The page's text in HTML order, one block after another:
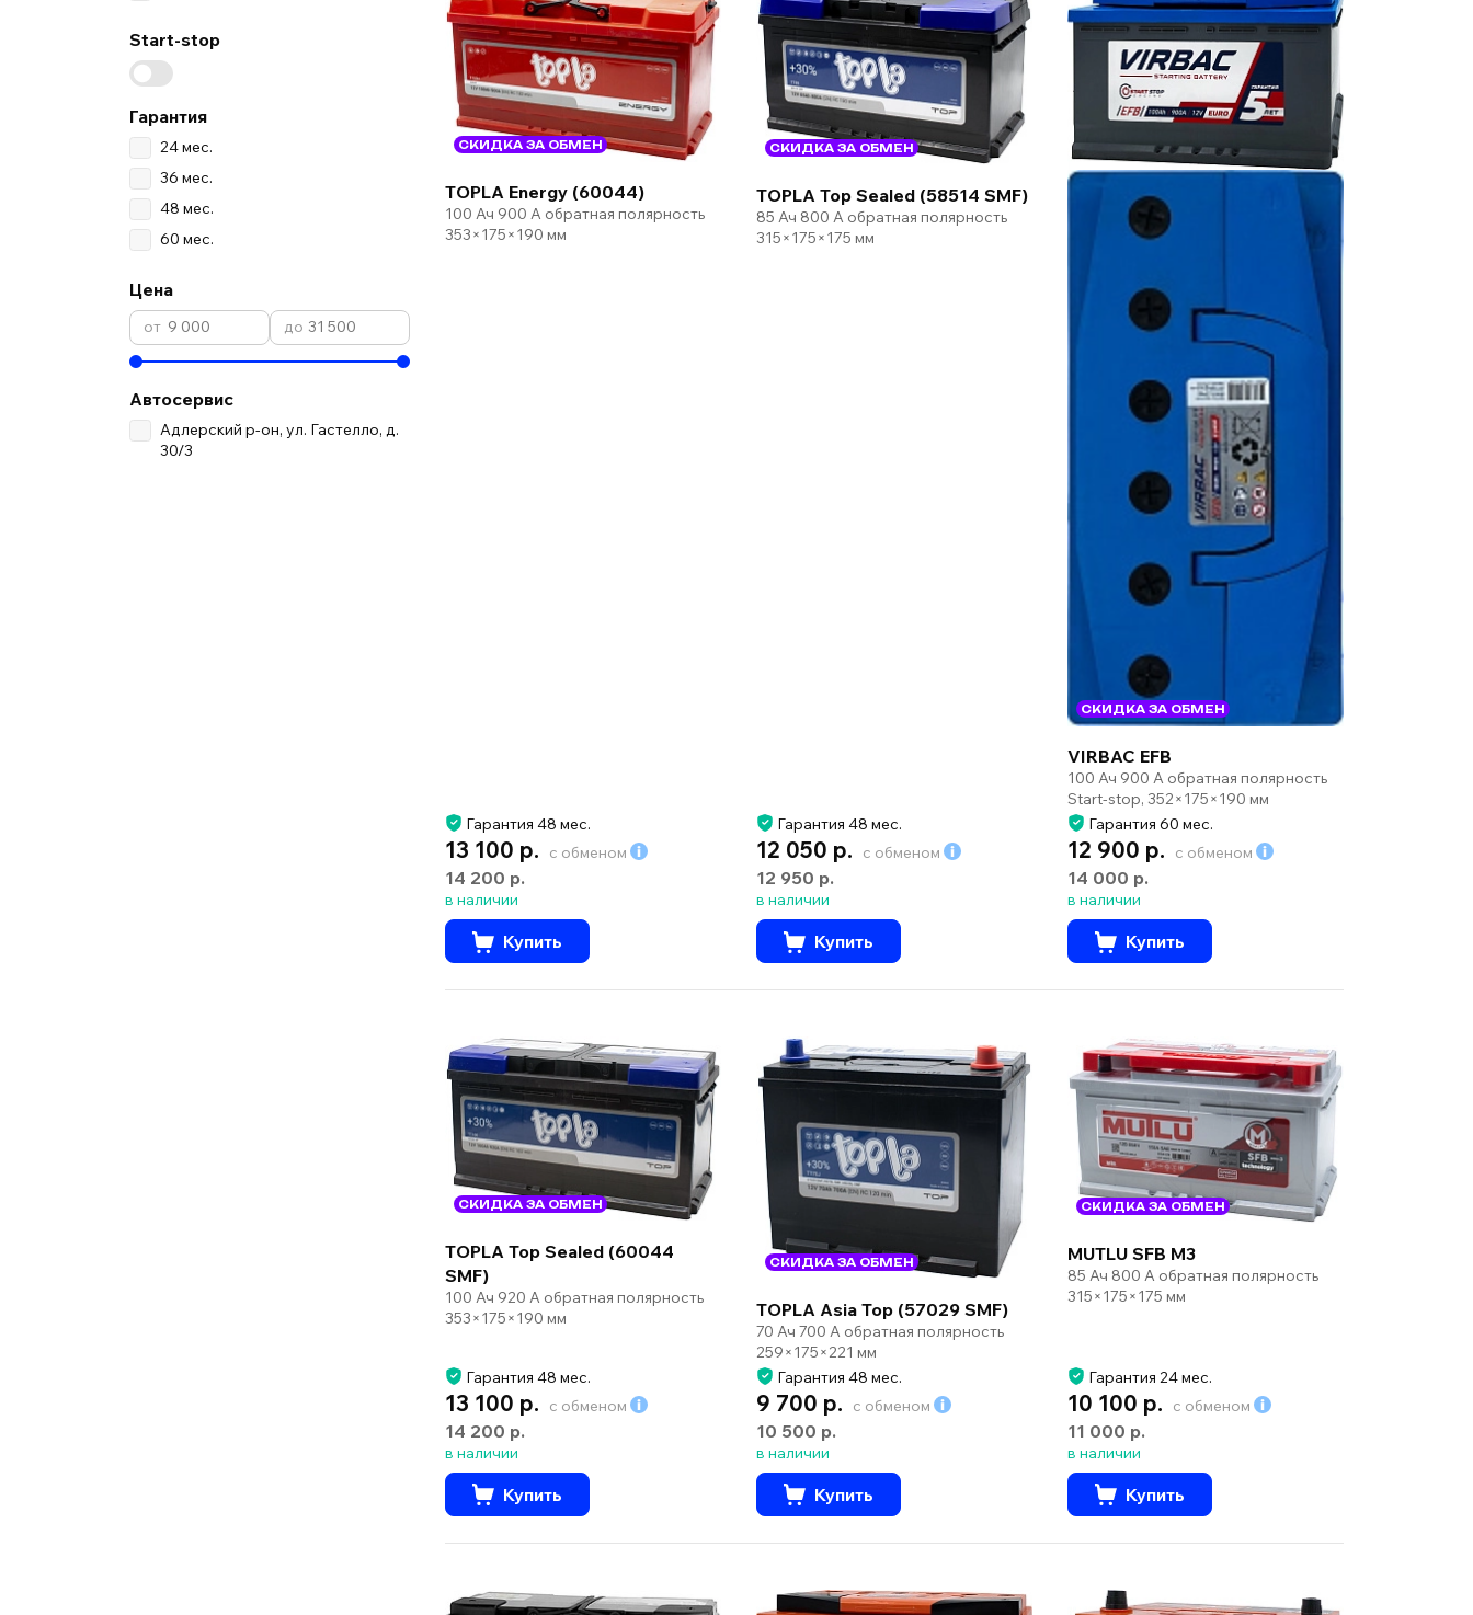
Start-stop
Гарантия
24 мес.
36 мес.
48 мес.
60 мес.
Цена
Автосервис
Адлерский р-он, ул. Гастелло, д.
30/3
СКИДКА ЗА ОБМЕН
TOPLA Energy (60044)
100 Ач 900 А обратная полярность
353×175×190 мм
Гарантия 48 мес.
13 100 р. с обменом
14 200 р.
в наличии
Купить
СКИДКА ЗА ОБМЕН
TOPLA Top Sealed (58514 SMF)
85 Ач 800 А обратная полярность
315×175×175 мм
Гарантия 48 мес.
12 050 р. с обменом
12 950 р.
в наличии
Купить
СКИДКА ЗА ОБМЕН
VIRBAC EFB
100 Ач 900 А обратная полярность
Start-stop, 352×175×190 мм
Гарантия 60 мес.
12 900 р. с обменом
14 000 р.
в наличии
Купить
СКИДКА ЗА ОБМЕН
TOPLA Top Sealed (60044
SMF)
100 Ач 920 А обратная полярность
353×175×190 мм
Гарантия 48 мес.
13 100 р. с обменом
14 200 р.
в наличии
Купить
СКИДКА ЗА ОБМЕН
TOPLA Asia Top (57029 SMF)
70 Ач 700 А обратная полярность
259×175×221 мм
Гарантия 48 мес.
9 700 р. с обменом
10 500 р.
в наличии
Купить
СКИДКА ЗА ОБМЕН
MUTLU SFB M3
85 Ач 800 А обратная полярность
315×175×175 мм
Гарантия 24 мес.
10 100 р. с обменом
11 000 р.
в наличии
Купить